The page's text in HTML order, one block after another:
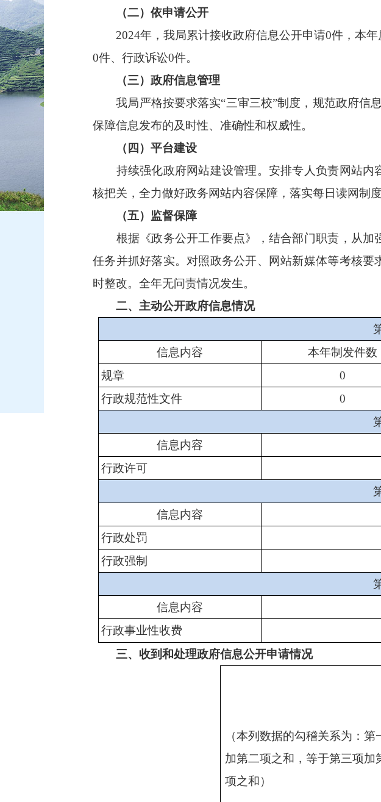
（二）依申请公开
2024年，我局累计接收政府信息公开申请0件，本年
0件、行政诉讼0件。
（三）政府信息管理
我局严格按要求落实“三审三校”制度，规范政府信
保障信息发布的及时性、准确性和权威性。
（四）平台建设
持续强化政府网站建设管理。安排专人负责网站内
核把关，全力做好政务网站内容保障，落实每日读网制
（五）监督保障
根据《政务公开工作要点》，结合部门职责，从加
任务并抓好落实。对照政务公开、网站新媒体等考核
时整改。全年无问责情况发生。
二、主动公开政府信息情况
信息内容
本年制发件数
规章
0
行政规范性文件
0
信息内容
行政许可
信息内容
行政处罚
行政强制
信息内容
行政事业性收费
三、收到和处理政府信息公开申请情况
（本列数据的勾稽关系为：第
加第二项之和，等于第三项加
项之和）